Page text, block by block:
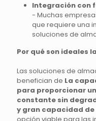
Integración con
- Muchas
que requiere una
soluciones de
Por qué son ideales
Las soluciones de
benefician de La
para proporcionar
constante sin
y gran capacidad